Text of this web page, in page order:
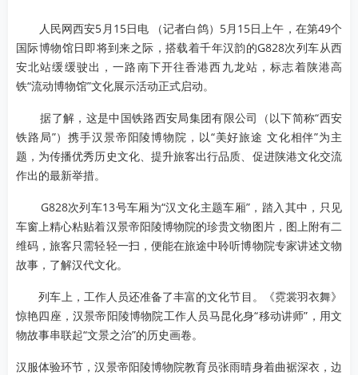
人民网西安5月15日电 （记者白鸽）5月15日上午，在第49个
国际博物馆日即将到来之际，搭载着千年汉韵的G828次列车从西
安北站缓缓驶出，一路南下开往香港西九龙站，标志着陕港高
铁“流动博物馆”文化展示活动正式启动。
据了解，这是中国铁路西安局集团有限公司（以下简称“西安
铁路局”）携手汉景帝阳陵博物院，以“美好旅途 文化相伴”为主
题，为传播优秀历史文化、提升旅客出行品质、促进陕港文化交流
作出的最新举措。
G828次列车13号车厢为“汉文化主题车厢”，踏入其中，只见
车窗上精心粘贴着汉景帝阳陵博物院的珍贵文物图片，图上附有二
维码，旅客只需轻轻一扫，便能在旅途中聆听博物院专家讲述文物
故事，了解汉代文化。
列车上，工作人员还准备了丰富的文化节目。《霓裳羽衣舞》
惊艳四座，汉景帝阳陵博物院工作人员马昆化身“移动讲师”，用文
物故事串联起“文景之治”的历史画卷。
汉服体验环节，汉景帝阳陵博物院教育员张雨晴身着曲裾深衣，边